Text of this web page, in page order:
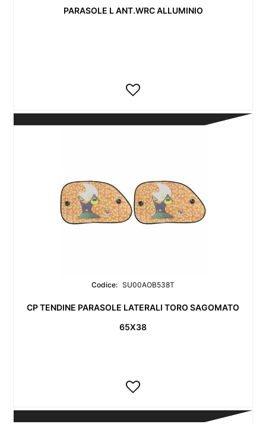
PARASOLE L ANT.WRC ALLUMINIO
Codice: SU00AOB538T
CP TENDINE PARASOLE LATERALI TORO SAGOMATO
65X38